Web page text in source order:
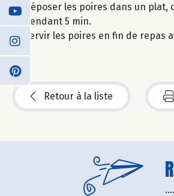
Déposer les poires dans un
pendant 5 min.
Servir les poires en fin de repas
Retour à la liste